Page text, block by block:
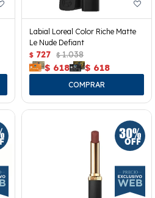
Labial Loreal Color Riche Matte
Le Nude Defiant
$ 727 $ 1.038
$ 618 $ 618